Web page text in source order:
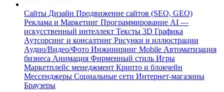
Сайты Дизайн Продвижение сайтов (SEO, GEO)
Реклама и Маркетинг Программирование AI —
искусственный интеллект Тексты 3D Графика
Аутсорсинг и консалтинг Рисунки и иллюстрации
Аудио/Видео/Фото Инжиниринг Mobile Автоматизация
бизнеса Анимация Фирменный стиль Игры
Маркетплейс менеджмент Крипто и блокчейн
Мессенджеры Социальные сети Интернет-магазины
Браузеры